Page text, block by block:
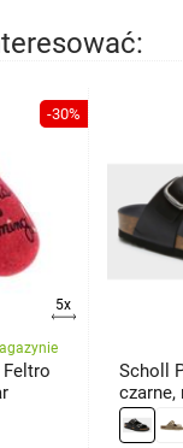
-30%
5x
Scholl
czarne,